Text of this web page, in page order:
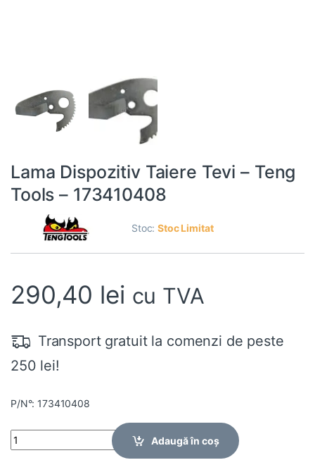
Lama Dispozitiv Taiere Tevi – Teng
Tools – 173410408
Stoc:Stoc Limitat
290,40 lei cu TVA
Transport gratuit la comenzi de peste
250 lei!
P/N°: 173410408
Quantity
Adaugă în coș